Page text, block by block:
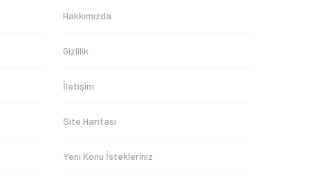
Hakkımızda
Gizlilik
İletişim
Site Haritası
Yeni Konu İstekleriniz